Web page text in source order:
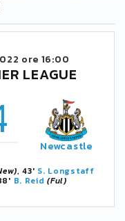
ore 16:00
LEAGUE
Newcastle
, 43' S. Longstaff
B. Reid (Ful)